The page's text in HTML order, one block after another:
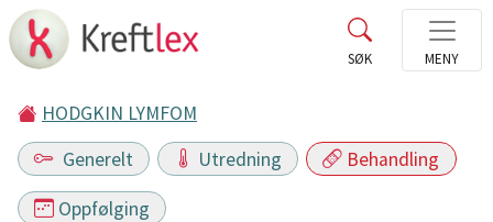
HODGKIN LYMFOM
Generelt
Utredning Behandling
Oppfølging